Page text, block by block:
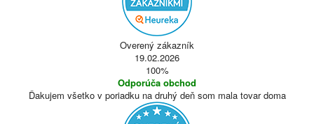
Overený zákazník
19.02.2026
100%
Odporúča obchod
Ďakujem všetko v poriadku na druhý deň som mala tovar doma